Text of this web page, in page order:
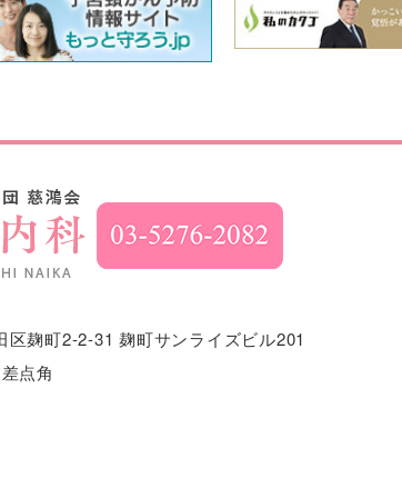
区麹町2-2-31 麹町サンライズビル201
点角